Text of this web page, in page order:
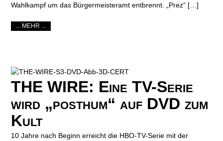
Wahlkampf um das Bürgermeisteramt entbrennt. „Prez“ […]
... MEHR ...
THE WIRE: Eine TV-Serie
wird „posthum“ auf DVD zum
Kult
10 Jahre nach Beginn erreicht die HBO-TV-Serie mit der